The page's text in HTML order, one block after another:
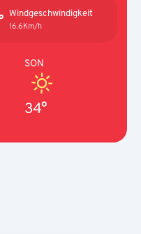
Windgeschwindigkeit
16.6Km/h
SON
34°